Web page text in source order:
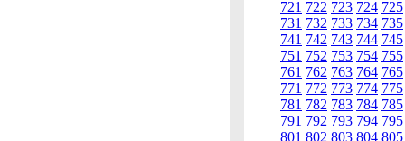
721 722 723 724 725
731 732 733 734 735
741 742 743 744 745
751 752 753 754 755
761 762 763 764 765
771 772 773 774 775
781 782 783 784 785
791 792 793 794 795
801 802 803 804 805